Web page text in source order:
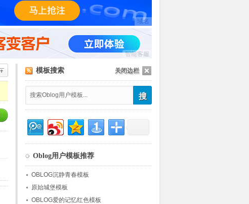
域名
智能客服
关闭边栏
模板搜索
Oblog用户模板推荐
OBLOG沉静青春模板
原始城堡模板
OBLOG爱的记忆红色模板